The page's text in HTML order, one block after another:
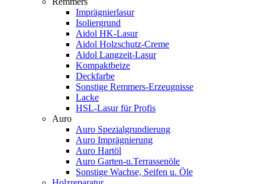
Imprägnierlasur
Isoliergrund
Aidol HK-Lasur
Aidol Holzschutz-Creme
Aidol Langzeit-Lasur
Kompaktbeize
Deckfarbe
Sonstige Remmers-Erzeugnisse
Lacke
HSL-Lasur für Profis
Auro
Auro Spezialgrundierung
Auro Imprägnierung
Auro Hartöl
Auro Garten-u.Terrassenöle
Sonstige Wachse, Seifen u. Öle